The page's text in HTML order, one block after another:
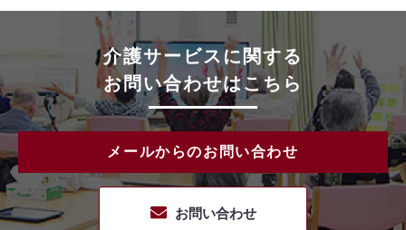
介護サービスに関する
お問い合わせはこちら
メールからのお問い合わせ
お問い合わせ